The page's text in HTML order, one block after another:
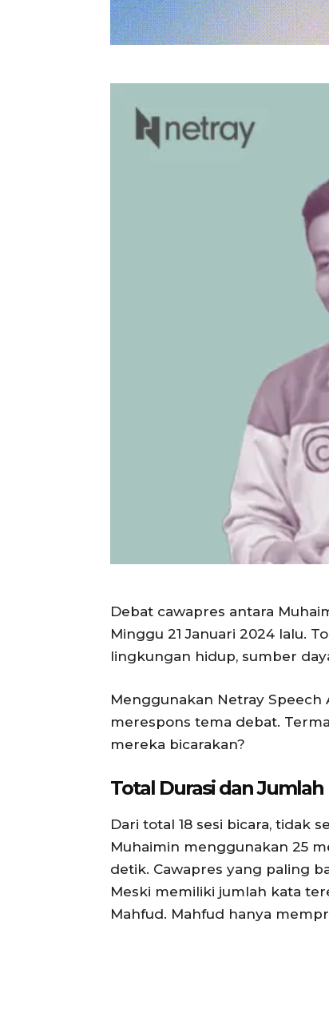
Debat cawapres antara
Minggu 21 Januari 2024 lalu.
lingkungan hidup, sumber
Menggunakan Netray Speech
merespons tema debat.
mereka bicarakan?
Total Durasi dan Jumlah
Dari total 18 sesi bicara, tidak
Muhaimin menggunakan 25
detik. Cawapres yang paling
Meski memiliki jumlah kata
Mahfud. Mahfud hanya